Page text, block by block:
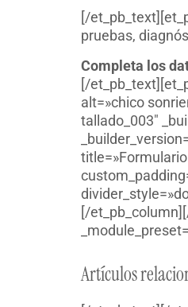
[/
pruebas,
Completa los
[/
alt=»chico
tallado_003″
[/
Artículos